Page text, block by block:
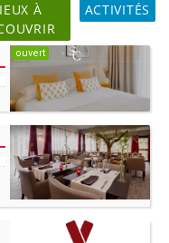
À
ACTIVITÉS
ouvert